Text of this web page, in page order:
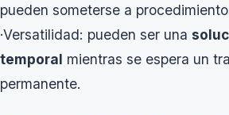
pueden someterse a
·Versatilidad: pueden ser una
temporal mientras se espera un
permanente.